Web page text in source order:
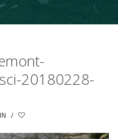
20180228-
IN /